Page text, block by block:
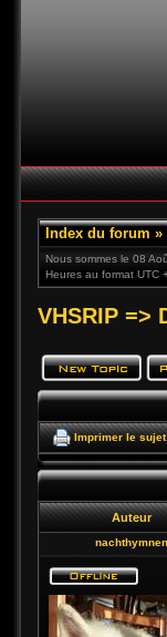
Index du forum »
Nous sommes le 08
Heures au format UTC
VHSRIP =>
Imprimer le sujet
Auteur
nachthymnen